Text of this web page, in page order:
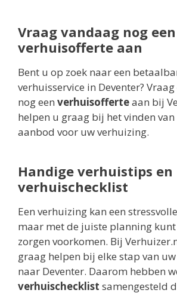
Vraag vandaag nog een
verhuisofferte aan
Bent u op zoek naar een
verhuisservice in Deventer?
nog een verhuisofferteaan bij
helpen u graag bij het vinden van
aanbod voor uw verhuizing.
Handige verhuistips en
verhuischecklist
Een verhuizing kan een
maar met de juiste planning kunt
zorgen voorkomen. Bij
graag helpen bij elke stap van
naar Deventer. Daarom hebben
verhuischecklist samengesteld